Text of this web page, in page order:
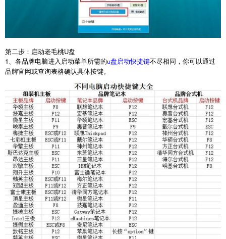
第二步：启动老毛桃U盘
1、各品牌电脑进入启动菜单所需的u盘启动快捷键不尽相同，你可以通过
品牌官网或查询表格确认具体按键。